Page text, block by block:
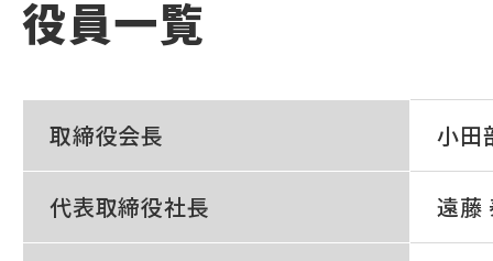
役員一覧
取締役会長 小田
代表取締役社長 遠藤